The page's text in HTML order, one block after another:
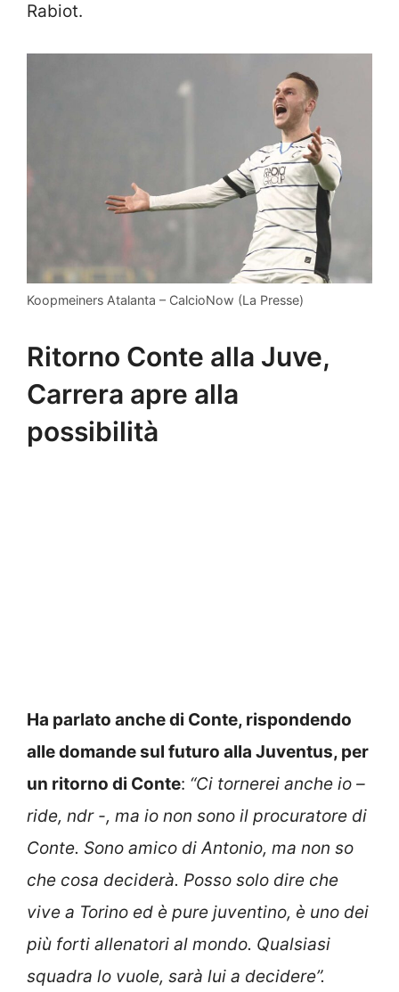
Rabiot.
Koopmeiners Atalanta – CalcioNow (La Presse)
Ritorno Conte alla Juve,
Carrera apre alla
possibilità
Ha parlato anche di Conte, rispondendo
alle domande sul futuro alla Juventus, per
un ritorno di Conte: “Ci tornerei anche io –
ride, ndr -, ma io non sono il procuratore di
Conte. Sono amico di Antonio, ma non so
che cosa deciderà. Posso solo dire che
vive a Torino ed è pure juventino, è uno dei
più forti allenatori al mondo. Qualsiasi
squadra lo vuole, sarà lui a decidere”.